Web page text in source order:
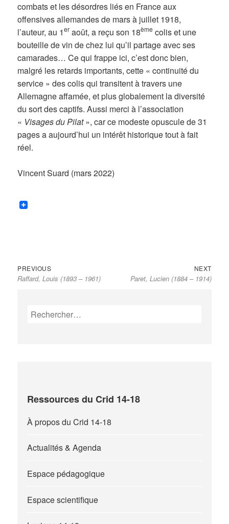
combats et les désordres liés en France aux
offensives allemandes de mars à juillet 1918,
l’auteur, au 1er août, a reçu son 18ème colis et une
bouteille de vin de chez lui qu’il partage avec ses
camarades… Ce qui frappe ici, c’est donc bien,
malgré les retards importants, cette « continuité du
service » des colis qui transitent à travers une
Allemagne affamée, et plus globalement la diversité
du sort des captifs. Aussi merci à l’association
« Visages du Pilat», car ce modeste opuscule de 31
pages a aujourd’hui un intérêt historique tout à fait
réel.
Vincent Suard (mars 2022)
Navigation
de
PREVIOUSPrevious
post:
Raffard, Louis (1893 – 1961)
NEXTNext
post:
Paret, Lucien (1884 – 1914)
Rechercher :
Ressources du Crid 14-18
À propos du Crid 14-18
Actualités & Agenda
Espace pédagogique
Espace scientifique